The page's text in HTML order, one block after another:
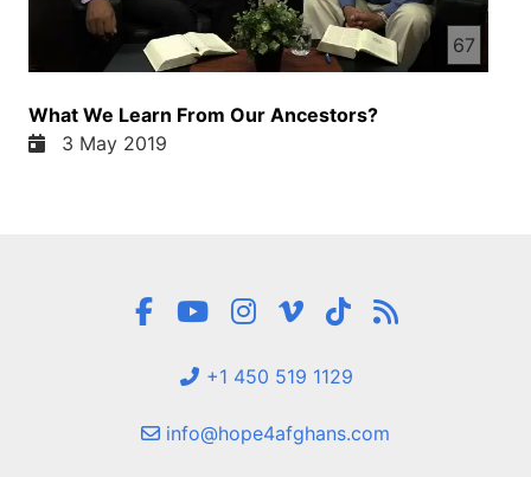
67
What We Learn From Our Ancestors?
3 May 2019
+1 450 519 1129
info@hope4afghans.com